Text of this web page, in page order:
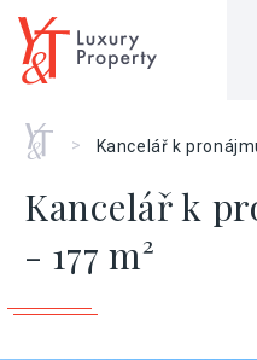
Home
> Kancelář k
Kancelář k
- 177 m²